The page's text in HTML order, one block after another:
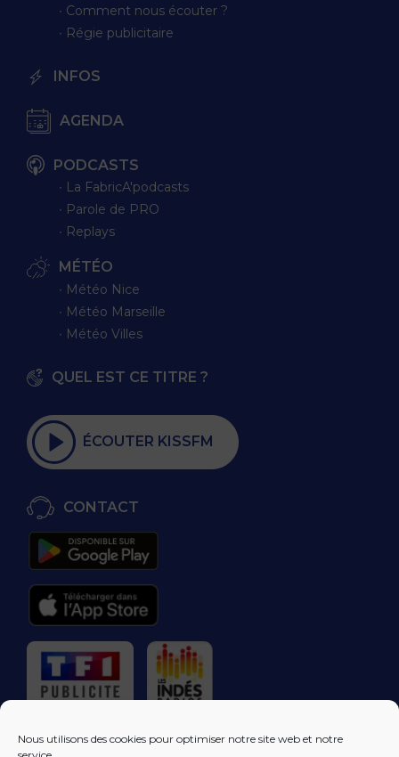
Nous utilisons des cookies pour optimiser notre site web et notre
∙ Comment nous écouter ?
∙ Régie publicitaire
INFOS
AGENDA
PODCASTS
∙ La FabricA'podcasts
∙ Parole de PRO
∙ Replays
MÉTÉO
∙ Météo Nice
∙ Météo Marseille
∙ Météo Villes
QUEL EST CE TITRE ?
ÉCOUTER KISSFM
CONTACT
RÉGIE PUBLICITAIRE